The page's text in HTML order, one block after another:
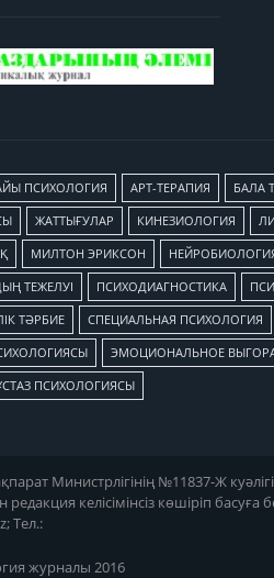
ПСИХОЛОГИЯ АРТ-ТЕРАПИЯ БАЛА
ЖАТТЫҒУЛАР КИНЕЗИОЛОГИЯ
МИЛТОН ЭРИКСОН
ТЕЖЕЛУІ ПСИХОДИАГНОСТИКА
ТӘРБИЕ СПЕЦИАЛЬНАЯ ПСИХОЛОГИЯ
ЭМОЦИОНАЛЬНОЕ
ПСИХОЛОГИЯСЫ
Министрлігінің №11837-Ж
келісімінсіз көшіріп
; Тел.:
журналы 2016